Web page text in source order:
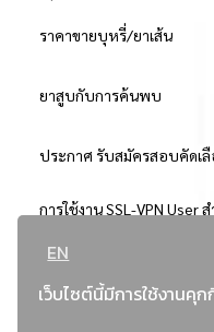
EN
เว็บไซต์นี้มีการใช้งานคุก
ราคาขายบุหรี่/ยาเส้น
ยาสูบกับการค้นพบ
ประกาศ รับสมัครสอบคัดเ
การใช้งาน SSL-VPN User
..ยอดนิยม..